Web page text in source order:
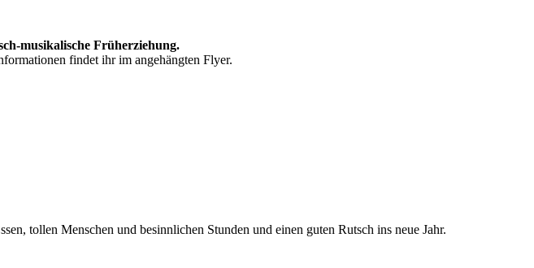
musikalische Früherziehung.
findet ihr im angehängten Flyer.
tollen Menschen und besinnlichen Stunden und einen guten Rutsch ins neue Jahr.